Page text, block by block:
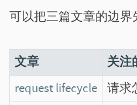
可以把三篇文章的边界
文章 关注
request lifecycle
请求